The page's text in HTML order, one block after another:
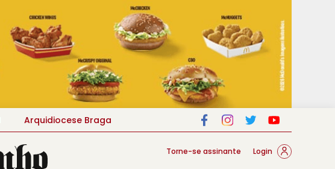
Arquidiocese Braga
Torne-se assinante Login